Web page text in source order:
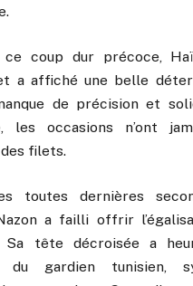
ce coup dur précoce,
a affiché une belle
de précision et
les occasions n’ont
filets.
toutes dernières
a failli offrir
Sa tête décroisée a
du gardien tunisien,